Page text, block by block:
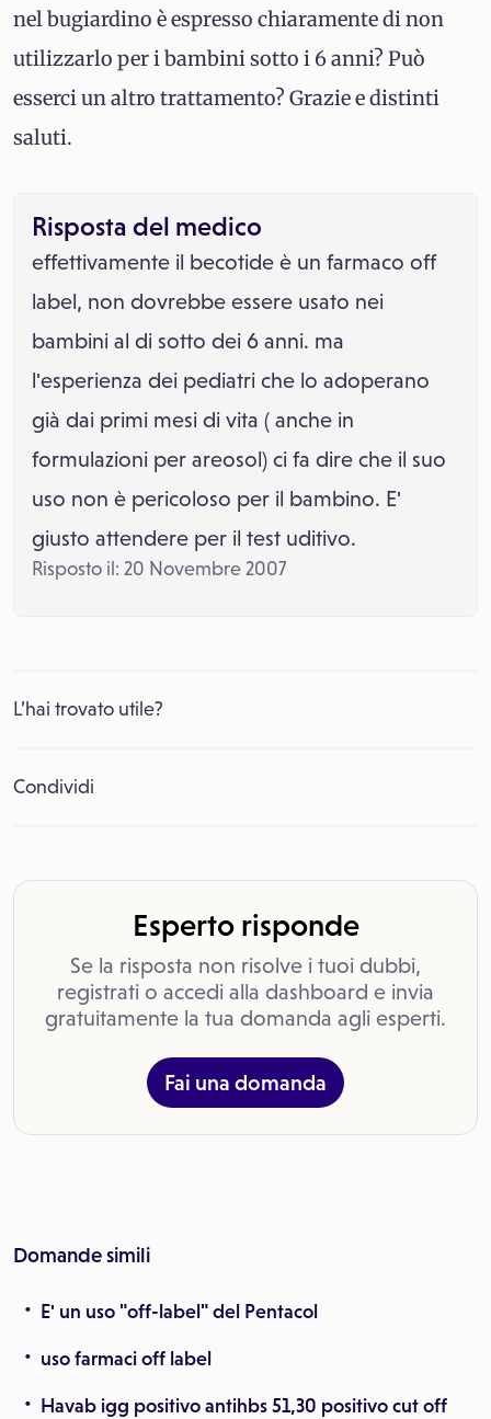
nel bugiardino è espresso chiaramente di non
utilizzarlo per i bambini sotto i 6 anni? Può
esserci un altro trattamento? Grazie e distinti
saluti.
Risposta del medico
effettivamente il becotide è un farmaco off
label, non dovrebbe essere usato nei
bambini al di sotto dei 6 anni. ma
l'esperienza dei pediatri che lo adoperano
già dai primi mesi di vita ( anche in
formulazioni per areosol) ci fa dire che il suo
uso non è pericoloso per il bambino. E'
giusto attendere per il test uditivo.
Risposto il: 20 Novembre 2007
L’hai trovato utile?
Condividi
Esperto risponde
Se la risposta non risolve i tuoi dubbi,
registrati o accedi alla dashboard e invia
gratuitamente la tua domanda agli esperti.
Fai una domanda
Domande simili
E' un uso "off-label" del Pentacol
uso farmaci off label
Havab igg positivo antihbs 51,30 positivo cut off